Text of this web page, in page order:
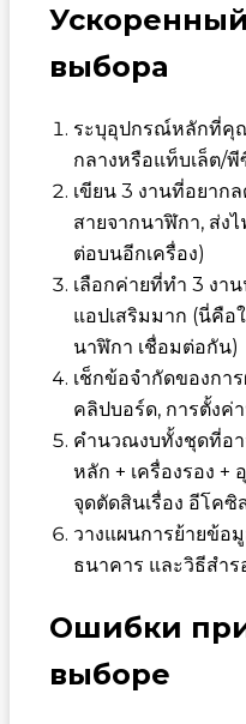
выбора
ระบุอุปกรณ์หลักที่คุ
กลางหรือแท็บเล็ต/
เขียน 3 งานที่อยาก
สายจากนาฬิกา, ส่ง
ต่อบนอีกเครื่อง)
เลือกค่ายที่ทำ 3 งา
แอปเสริมมาก (นี่คือ
นาฬิกา เชื่อมต่อกัน)
เช็กข้อจำกัดของกา
คลิปบอร์ด, การตั้งค่
คำนวณงบทั้งชุดที่อา
หลัก + เครื่องรอง +
จุดตัดสินเรื่อง อีโคซิ
วางแผนการย้ายข้อ
ธนาคาร และวิธีสำร
Ошибки
выборе